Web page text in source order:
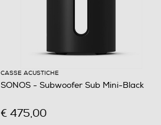
CASSE ACUSTICHE
SONOS - Subwoofer Sub Mini-Black
€ 475,00